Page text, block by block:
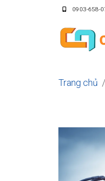
0903-658-
Trang chủ